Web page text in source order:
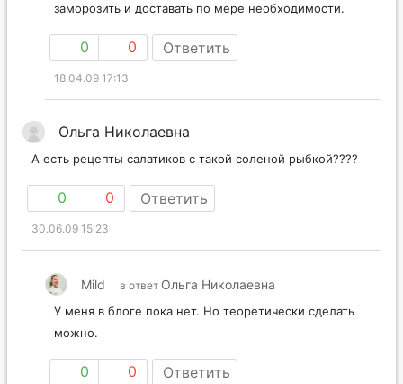
заморозить и доставать по мере необходимости.
0 0 Ответить
18.04.09 17:13
Ольга Николаевна
А есть рецепты салатиков с такой соленой рыбкой????
0 0 Ответить
30.06.09 15:23
Mild в ответ Ольга Николаевна
У меня в блоге пока нет. Но теоретически сделать
можно.
0 0 Ответить